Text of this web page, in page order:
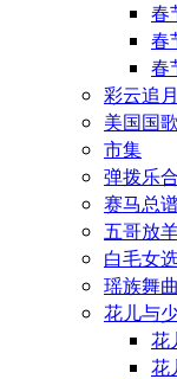
春
春
春
彩云追月
美国国
市集
弹拨乐
赛马总
五哥放
白毛女
瑶族舞曲
花儿与
花
花